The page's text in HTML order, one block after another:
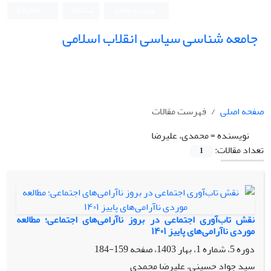
جامعه شناسی سیاسی انقلاب اسلامی
صفحه اصلی
فهرست مقالات
نویسنده =محمدی، علیرضا
تعداد مقالات:
1
نقش تاب‌آوری اجتماعی در بروز ناآرامی‌های اجتماعی؛ مطالعه
موردی ناآرامی‌های پاییز ۱۴۰۱
دوره 5، شماره 1، بهار 1403، صفحه
159-184
سید جواد حسینی، علیرضا محمدی